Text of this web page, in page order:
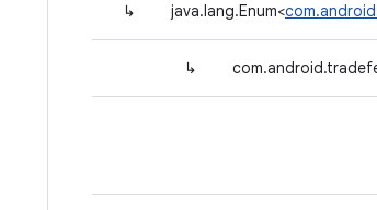
↳ java.lang.Enum<
↳